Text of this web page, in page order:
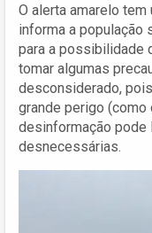
O alerta amarelo
informa a população
para a possibilidade
tomar algumas
desconsiderado,
grande perigo (como
desinformação pode
desnecessárias.